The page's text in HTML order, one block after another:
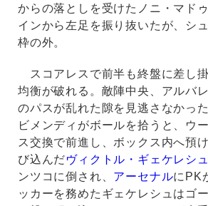
からの落としを受けたノニ・マド
インから左足を振り抜いたが、シ
枠の外。
スコアレスで前半も終盤に差し
均衡が破れる。敵陣中央、アルバ
のパスが乱れた隙を見逃さなかっ
ビメンディがボールを拾うと、ウ
ス交換で前進し、ボックス内へ預
び込んだヴィクトル・ギェケレシュ
ンツコに倒され、 アーセナルにPK
ッカーを務めたギェケレシュはゴ